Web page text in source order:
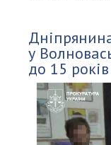
у
до 15